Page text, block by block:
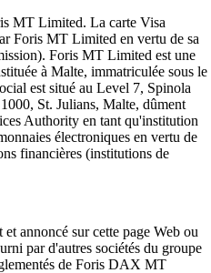
MT Limited. La carte Visa
Foris MT Limited en vertu de sa
Foris MT Limited est une
à Malte, immatriculée sous le
est situé au Level 7, Spinola
St. Julians, Malte, dûment
Authority en tant qu'institution
électroniques en vertu de
financières (institutions de
annoncé sur cette page Web ou
par d'autres sociétés du groupe
de Foris DAX MT